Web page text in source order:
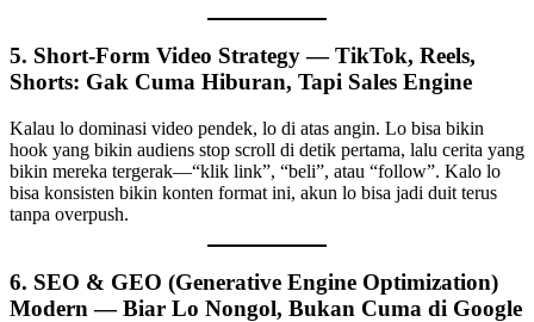
5. Short‑Form Video Strategy — TikTok, Reels,
Shorts: Gak Cuma Hiburan, Tapi Sales Engine
Kalau lo dominasi video pendek, lo di atas angin. Lo bisa bikin
hook yang bikin audiens stop scroll di detik pertama, lalu cerita yang
bikin mereka tergerak—“klik link”, “beli”, atau “follow”. Kalo lo
bisa konsisten bikin konten format ini, akun lo bisa jadi duit terus
tanpa overpush.
6. SEO & GEO (Generative Engine Optimization)
Modern — Biar Lo Nongol, Bukan Cuma di Google